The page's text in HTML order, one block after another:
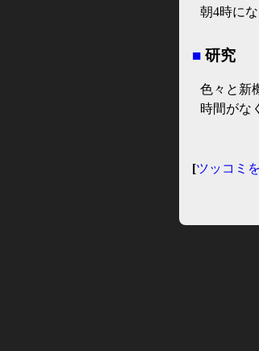
朝4時に
■ 研究
色々と新
時間がな
[ツッコミ